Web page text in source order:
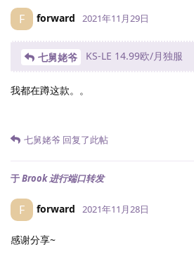
F forward 2021年11月29日
七舅姥爷 KS-LE 14.99欧/月独服
我都在蹲这款。。
七舅姥爷 回复了此帖
于Brook 进行端口转发
F forward 2021年11月28日
感谢分享~